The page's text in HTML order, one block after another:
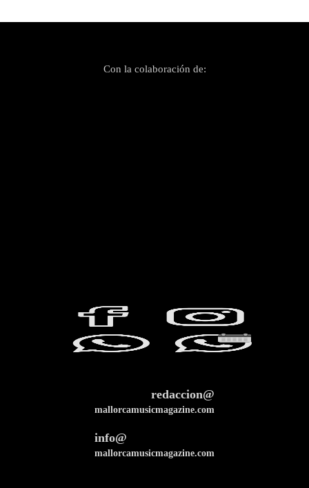
Con la colaboración de:
redaccion@
mallorcamusicmagazine.com
info@
mallorcamusicmagazine.com